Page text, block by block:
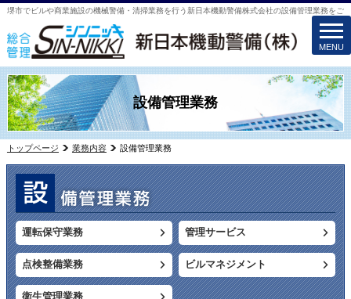
堺市でビルや商業施設の機械警備・清掃業務を行う新日本機動警備株式会社の設備管理業務をご
設備管理業務
トップページ 業務内容 設備管理業務
運転保守業務 管理サービス
点検整備業務 ビルマネジメント
衛生管理業務
MENU